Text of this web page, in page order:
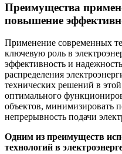
Преимущества
повышение
Применение современных
ключевую роль в
эффективность и
распределения
технических решений в
оптимального
объектов, минимизировать
непрерывность подачи
Одним из преимуществ
технологий в